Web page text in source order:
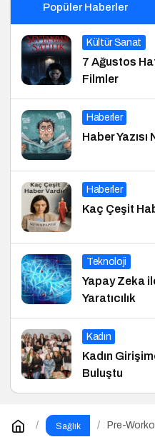
Popüler Haberler
Kültür Sanat
7 Ağustos
Filmler
Haberler
Haber Yazısı
Haberler
Kaç Çeşit
Teknoloji
Yapay Zeka
Yaratıcılık
Kadın
Kadın
Buluştu
Sağlık Pre-